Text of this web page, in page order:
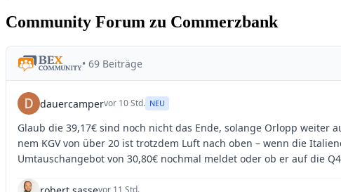
Community Forum zu Commerzbank